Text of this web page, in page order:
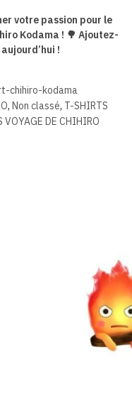
votre passion pour le
Kodama ! 🌳 Ajoutez-
!
chihiro-kodama
, Non classé, T-SHIRTS
VOYAGE DE CHIHIRO